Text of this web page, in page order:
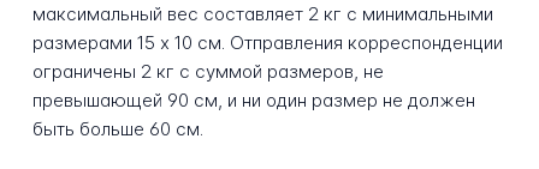
максимальный вес составляет 2 кг с минимальными
размерами 15 x 10 см. Отправления корреспонденции
ограничены 2 кг с суммой размеров, не
превышающей 90 см, и ни один размер не должен
быть больше 60 см.